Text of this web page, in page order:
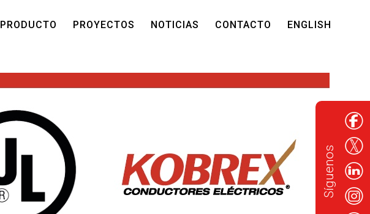
PRODUCTO PROYECTOS NOTICIAS CONTACTO ENGLISH
Síguenos